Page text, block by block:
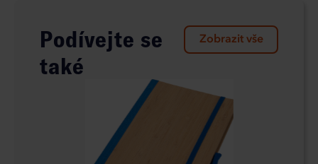
Podívejte se
také
Zobrazit vše